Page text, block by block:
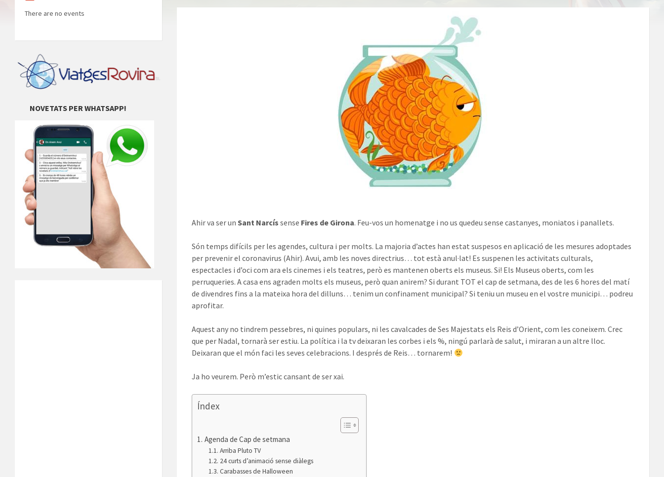
Ahir va ser unSant Narcíssense Fires de Girona. Feu-vos un homenatge i no us quedeu sense castanyes, moniatos i panallets.
Són temps difícils per les agendes, cultura i per molts. La majoria d’actes han estat suspesos en aplicació de les mesures adoptades
per prevenir el coronavirus (Ahir). Avui, amb les noves directrius… tot està anul·lat! Es suspenen les activitats culturals,
espectacles i d’oci com ara els cinemes i els teatres, però es mantenen oberts els museus. Si! Els Museus oberts, com les
perruqueries. A casa ens agraden molts els museus, però quan anirem? Si durant TOT el cap de setmana, des de les 6 hores del matí
de divendres fins a la mateixa hora del dilluns… tenim un confinament municipal? Si teniu un museu en el vostre municipi… podreu
aprofitar.
Aquest any no tindrem pessebres, ni quines populars, ni les cavalcades de Ses Majestats els Reis d’Orient, com les coneixem. Crec
que per Nadal, tornarà ser estiu. La política i la tv deixaran les corbes i els %, ningú parlarà de salut, i miraran a un altre lloc.
Deixaran que el món faci les seves celebracions. I després de Reis… tornarem!
Ja ho veurem. Però m’estic cansant de ser xai.
Índex
Agenda de Cap de setmana
Arriba Pluto TV
24 curts d’animació sense diàlegs
Carabasses de Halloween
There are no events
NOVETATS PER WHATSAPP!